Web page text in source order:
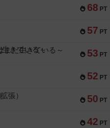
68 PT
57 PT
53 PT
だ生きている～
52 PT
50 PT
張）
42 PT